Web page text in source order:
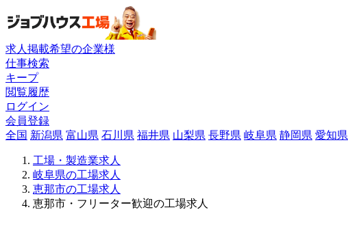
求人掲載希望の企業様
仕事検索
キープ
閲覧履歴
ログイン
会員登録
全国 新潟県 富山県 石川県 福井県 山梨県 長野県 岐阜県 静岡県 愛知県
工場・製造業求人
岐阜県の工場求人
恵那市の工場求人
恵那市・フリーター歓迎の工場求人